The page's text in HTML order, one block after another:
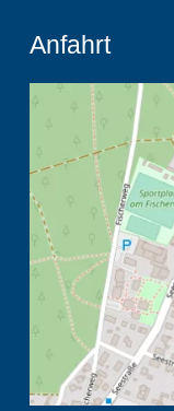
Anfahrt